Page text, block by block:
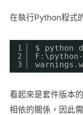
在執行Python程式
1
2
3
$ python
看起來是套件版本
相依的關係，因此